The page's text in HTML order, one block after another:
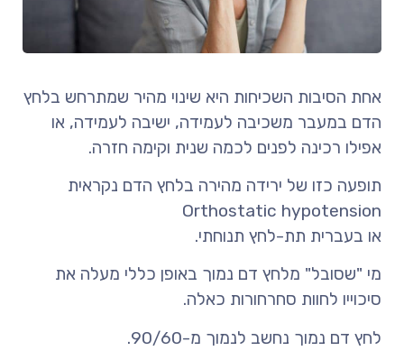
אחת הסיבות השכיחות היא שינוי מהיר שמתרחש בלחץ
הדם במעבר משכיבה לעמידה, ישיבה לעמידה, או
אפילו רכינה לפנים לכמה שנית וקימה חזרה.
תופעה כזו של ירידה מהירה בלחץ הדם נקראית
Orthostatic hypotension
או בעברית תת-לחץ תנוחתי.
מי "שסובל" מלחץ דם נמוך באופן כללי מעלה את
סיכוייו לחוות סחרחורות כאלה.
לחץ דם נמוך נחשב לנמוך מ-90/60
.